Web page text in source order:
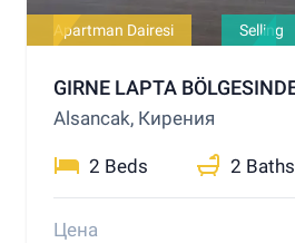
Apartman Dairesi Selling
Alsancak, Кирения
2 Beds 2 Baths
Цена